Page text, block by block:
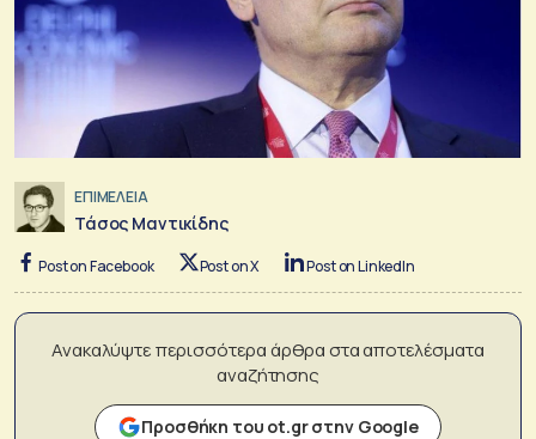
ΕΠΙΜΕΛΕΙΑ
Τάσος Μαντικίδης
Post on Facebook Post on X Post on LinkedIn
Ανακαλύψτε περισσότερα άρθρα στα αποτελέσματα
αναζήτησης
Προσθήκη του ot.gr στην Google